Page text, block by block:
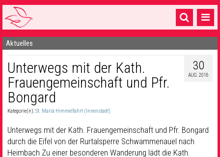
Startseite
1 Pfarrei
16 Gemeinden & mehr
Gottesdienste & Sinnsuche
Sakramente & Feste
Gemeinschaft & Soziales
Aktuelles
30
AUG. 2016
Unterwegs mit der Kath.
Frauengemeinschaft und Pfr.
Bongard
Kategorie(n):St. Mariä Himmelfahrt (Innenstadt)
Unterwegs mit der Kath. Frauengemeinschaft und Pfr. Bongard
durch die Eifel von der Rurtalsperre Schwammenauel nach
Heimbach Zu einer besonderen Wanderung lädt die Kath.